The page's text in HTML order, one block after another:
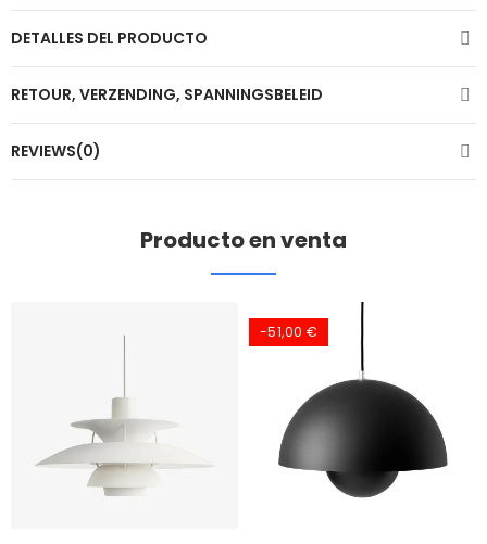
DETALLES DEL PRODUCTO
RETOUR, VERZENDING, SPANNINGSBELEID
REVIEWS(0)
Producto en venta
-51,00 €